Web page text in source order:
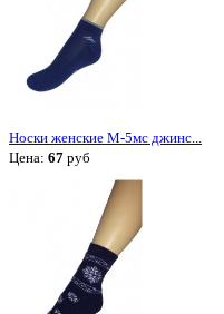
Носки женские М-5мс джинс...
Цена: 67 руб